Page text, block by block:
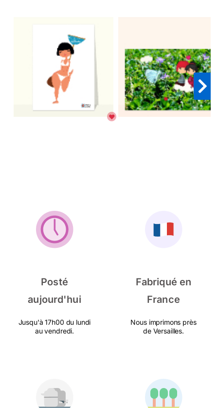
Posté
aujourd'hui
Jusqu'à 17h00 du lundi
au vendredi.
Fabriqué en
France
Nous imprimons près
de Versailles.